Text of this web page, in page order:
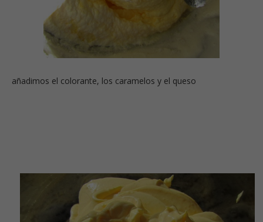
añadimos el colorante, los caramelos y el queso